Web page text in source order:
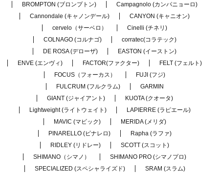
BROMPTON (ブロンプトン)
Campagnolo (カンパニョーロ)
Cannondale (キャノンデール)
CANYON (キャニオン)
cervelo（サーベロ）
Cinelli (チネリ)
COLNAGO (コルナゴ)
corratec(コラテック)
DE ROSA (デローザ)
EASTON (イーストン)
ENVE (エンヴィ)
FACTOR(ファクター)
FELT (フェルト)
FOCUS（フォーカス）
FUJI (フジ)
FULCRUM (フルクラム)
GARMIN
GIANT (ジャイアント)
KUOTA (クオータ)
Lightweight (ライトウェイト)
LAPIERRE (ラピエール)
MAVIC (マビック)
MERIDA (メリダ)
PINARELLO (ピナレロ)
Rapha (ラファ)
RIDLEY (リドレー)
SCOTT (スコット)
SHIMANO（シマノ）
SHIMANO PRO (シマノプロ)
SPECIALIZED (スペシャライズド)
SRAM (スラム)